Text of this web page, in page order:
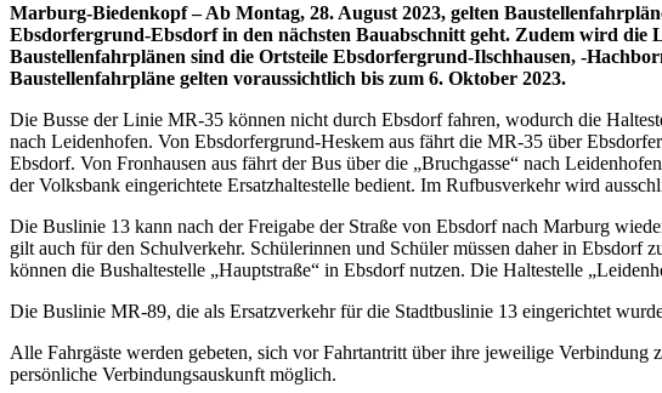
Marburg-Biedenkopf – Ab Montag, 28. August 2023, gelten
Ebsdorfergrund-Ebsdorf in den nächsten Bauabschnitt geht. Zudem wird
Baustellenfahrplänen sind die Ortsteile Ebsdorfergrund-Ilschhausen,
Baustellenfahrpläne gelten voraussichtlich bis zum 6. Oktober 2023.
Die Busse der Linie MR-35 können nicht durch Ebsdorf fahren, wodurch die
nach Leidenhofen. Von Ebsdorfergrund-Heskem aus fährt die MR-35 über
Ebsdorf. Von Fronhausen aus fährt der Bus über die „Bruchgasse“ nach
der Volksbank eingerichtete Ersatzhaltestelle bedient. Im Rufbusverkehr wird
Die Buslinie 13 kann nach der Freigabe der Straße von Ebsdorf nach Marburg
gilt auch für den Schulverkehr. Schülerinnen und Schüler müssen daher in
können die Bushaltestelle „Hauptstraße“ in Ebsdorf nutzen. Die Haltestelle
Die Buslinie MR-89, die als Ersatzverkehr für die Stadtbuslinie 13 eingerichtet
Alle Fahrgäste werden gebeten, sich vor Fahrtantritt über ihre jeweilige Verbindung
persönliche Verbindungsauskunft möglich.